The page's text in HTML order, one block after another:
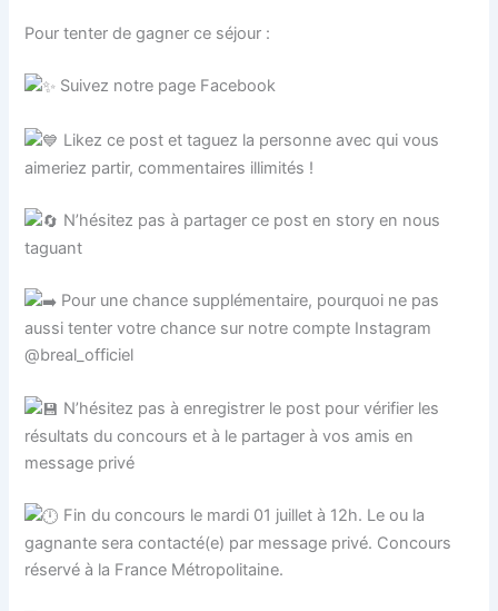
Pour tenter de gagner ce séjour :
Suivez notre page Facebook
Likez ce post et taguez la personne avec qui vous
aimeriez partir, commentaires illimités !
N’hésitez pas à partager ce post en story en nous
taguant
Pour une chance supplémentaire, pourquoi ne pas
aussi tenter votre chance sur notre compte Instagram
@breal_officiel
N’hésitez pas à enregistrer le post pour vérifier les
résultats du concours et à le partager à vos amis en
message privé
Fin du concours le mardi 01 juillet à 12h. Le ou la
gagnante sera contacté(e) par message privé. Concours
réservé à la France Métropolitaine.